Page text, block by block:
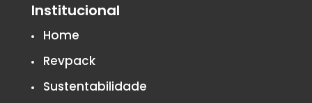
Institucional
Home
Revpack
Sustentabilidade